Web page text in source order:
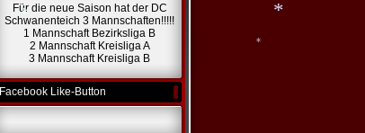
Für die neue Saison hat der DC
Schwanenteich 3 Mannschaften!!!!!
1 Mannschaft Bezirksliga B
2 Mannschaft Kreisliga A
3 Mannschaft Kreisliga B
Facebook Like-Button
*